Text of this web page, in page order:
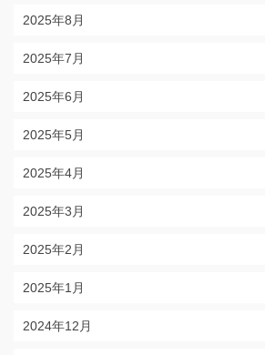
2025年8月
2025年7月
2025年6月
2025年5月
2025年4月
2025年3月
2025年2月
2025年1月
2024年12月